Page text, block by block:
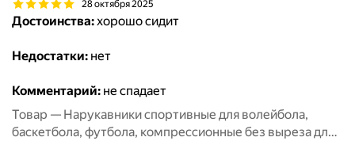
28 октября 2025
Достоинства:хорошо сидит
Недостатки: нет
Комментарий: не спадает
Товар — Нарукавники спортивные для волейбола,
баскетбола, футбола, компрессионные без выреза для